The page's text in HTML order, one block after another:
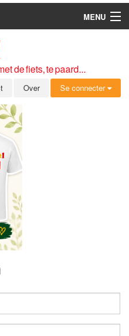
MENU
de fiets, te paard...
Over Se connecter